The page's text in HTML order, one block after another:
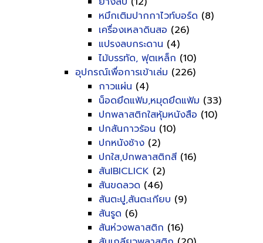
หมึกเติมปากกาไวท์บอร์ด (8)
เครื่องเหลาดินสอ (26)
แปรงลบกระดาน (4)
ไม้บรรทัด, ฟุตเหล็ก (10)
อุปกรณ์เพื่อการเข้าเล่ม (226)
กาวแผ่น (4)
น็อดยึดแฟ้ม,หมุดยึดแฟ้ม (33)
ปกพลาสติกใสหุ้มหนังสือ (10)
ปกสันกาวร้อน (10)
ปกหนังช้าง (2)
ปกใส,ปกพลาสติกสี (16)
สันIBICLICK (2)
สันขดลวด (46)
สันตะปู,สันตะเกียบ (9)
สันรูด (6)
สันห่วงพลาสติก (16)